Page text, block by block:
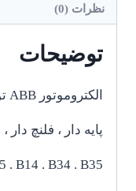
نظرات (0)
توضیحات
الکتروموتور ABB توان ۳۰KW دور ۳۰۰۰ سه فاز
پایه دار ، فلنچ دار
. B14 . B34 . B35